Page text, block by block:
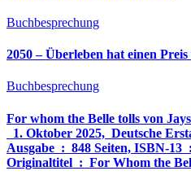
Buchbesprechung
2050 – Überleben hat einen
Buchbesprechung
For whom the Belle tolls von
1. Oktober 2025, ‎ Deutsche
Ausgabe ‏ : ‎ 848 Seiten, ISBN-13 ‏ : ‎ 978-3764533694,
Originaltitel ‏ : ‎ For Whom